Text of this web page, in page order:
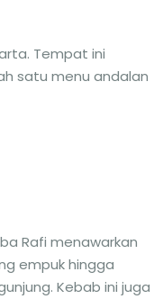
Tempat ini
satu menu andalan
Rafi menawarkan
empuk hingga
Kebab ini juga